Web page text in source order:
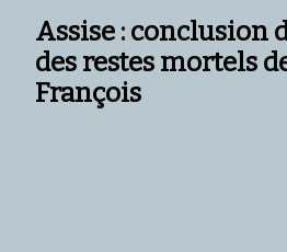
Assise : conclusion
des restes mortels
François